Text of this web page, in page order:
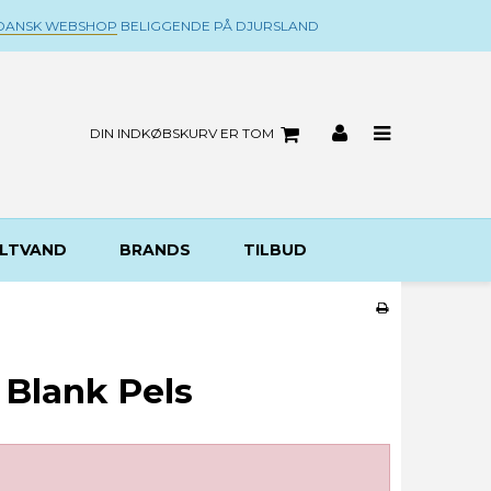
WEBSHOP BELIGGENDE PÅ DJURSLAND
DIN INDKØBSKURV ER TOM
BRANDS TILBUD
Pels